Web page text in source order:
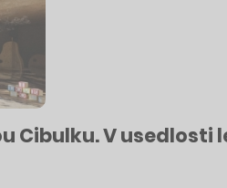
Cibulku. V